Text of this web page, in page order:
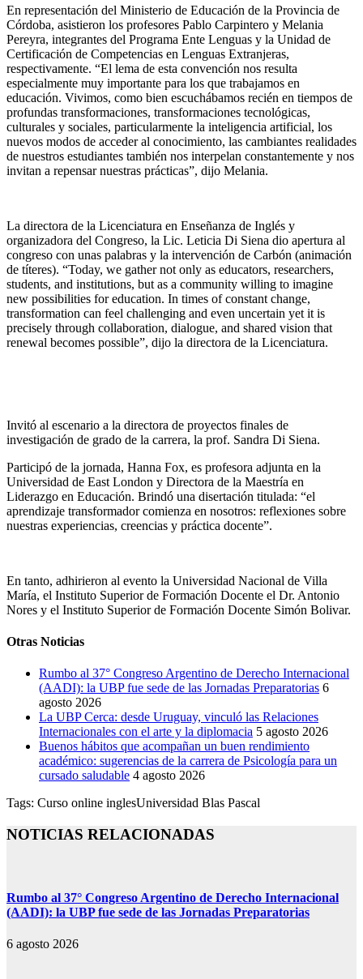
En representación del Ministerio de Educación de la Provincia de
Córdoba, asistieron los profesores Pablo Carpintero y Melania
Pereyra, integrantes del Programa Ente Lenguas y la Unidad de
Certificación de Competencias en Lenguas Extranjeras,
respectivamente. “El lema de esta convención nos resulta
especialmente muy importante para los que trabajamos en
educación. Vivimos, como bien escuchábamos recién en tiempos de
profundas transformaciones, transformaciones tecnológicas,
culturales y sociales, particularmente la inteligencia artificial, los
nuevos modos de acceder al conocimiento, las cambiantes realidades
de nuestros estudiantes también nos interpelan constantemente y nos
invitan a repensar nuestras prácticas”, dijo Melania.
La directora de la Licenciatura en Enseñanza de Inglés y
organizadora del Congreso, la Lic. Leticia Di Siena dio apertura al
congreso con unas palabras y la intervención de Carbón (animación
de títeres). “Today, we gather not only as educators, researchers,
students, and institutions, but as a community willing to imagine
new possibilities for education. In times of constant change,
transformation can feel challenging and even uncertain yet it is
precisely through collaboration, dialogue, and shared vision that
renewal becomes possible”, dijo la directora de la Licenciatura.
Invitó al escenario a la directora de proyectos finales de
investigación de grado de la carrera, la prof. Sandra Di Siena.
Participó de la jornada, Hanna Fox, es profesora adjunta en la
Universidad de East London y Directora de la Maestría en
Liderazgo en Educación. Brindó una disertación titulada: “el
aprendizaje transformador comienza en nosotros: reflexiones sobre
nuestras experiencias, creencias y práctica docente”.
En tanto, adhirieron al evento la Universidad Nacional de Villa
María, el Instituto Superior de Formación Docente el Dr. Antonio
Nores y el Instituto Superior de Formación Docente Simón Bolivar.
Otras Noticias
Rumbo al 37° Congreso Argentino de Derecho Internacional
(AADI): la UBP fue sede de las Jornadas Preparatorias 6
agosto 2026
La UBP Cerca: desde Uruguay, vinculó las Relaciones
Internacionales con el arte y la diplomacia 5 agosto 2026
Buenos hábitos que acompañan un buen rendimiento
académico: sugerencias de la carrera de Psicología para un
cursado saludable 4 agosto 2026
Tags: Curso online inglesUniversidad Blas Pascal
NOTICIAS RELACIONADAS
Rumbo al 37° Congreso Argentino de Derecho Internacional
(AADI): la UBP fue sede de las Jornadas Preparatorias
6 agosto 2026